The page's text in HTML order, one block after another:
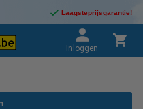
Laagsteprijsgarantie!
Inloggen